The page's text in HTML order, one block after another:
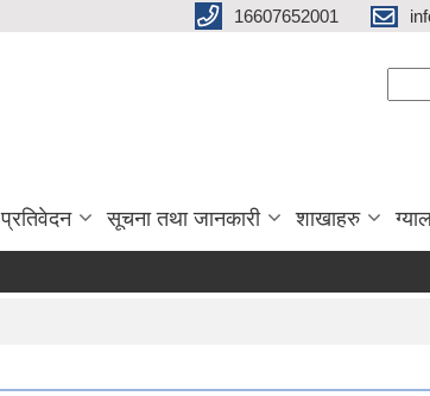
16607652001
प्रतिवेदन सूचना तथा जानकारी शाखाहरु